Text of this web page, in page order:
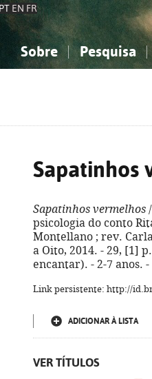
PT EN FR
Sobre Pesquisa
Sapatinhos
Sapatinhos vermelhos
psicologia do conto
Montellano ; rev.
a Oito, 2014. - 29, [1]
encantar). - 2-7 anos. -
Link persistente: http://
ADICIONAR À LISTA
VER TÍTULOS